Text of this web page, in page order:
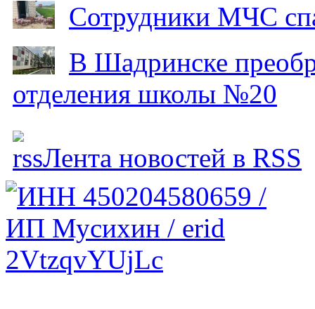
Сотрудники МЧС
В Шадринске
отделения школы №20
Лента новостей в RSS